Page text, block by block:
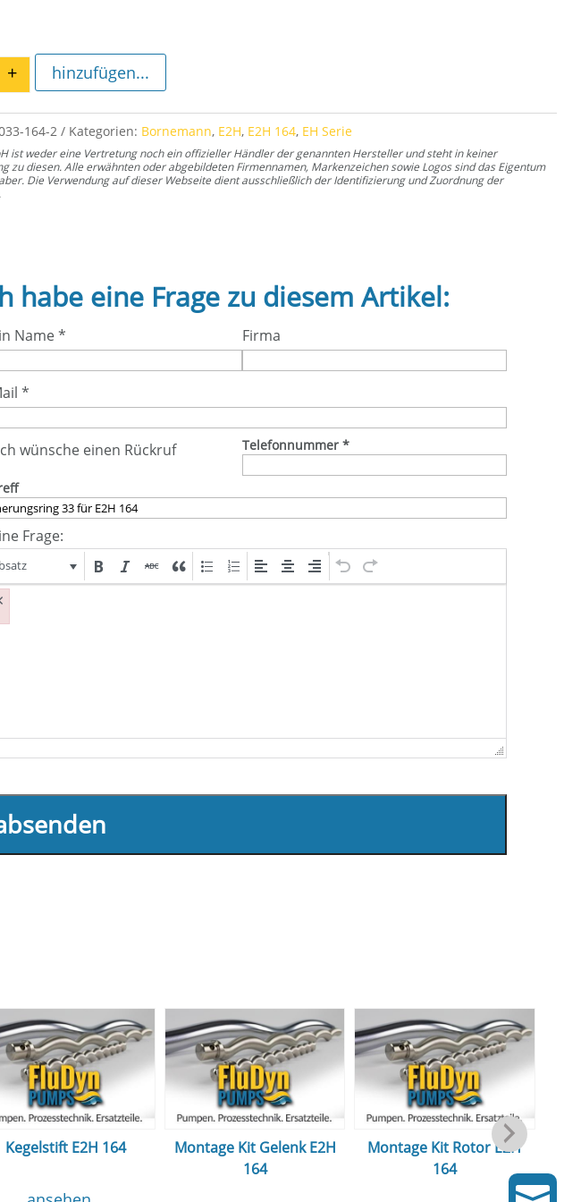
33 für E2H 164 Menge
+ hinzufügen...
164-2 Kategorien: Bornemann, E2H, E2H 164, EH Serie
ist weder eine Vertretung noch ein offizieller Händler der genannten Hersteller und steht in keiner
zu diesen. Alle erwähnten oder abgebildeten Firmennamen, Markenzeichen sowie Logos sind das Eigentum
Die Verwendung auf dieser Webseite dient ausschließlich der Identifizierung und Zuordnung der
habe eine Frage zu diesem Artikel:
Name* Firma
*
wünsche einen Rückruf Telefonnummer *
Frage:
Kegelstift E2H 164
Montage Kit Gelenk E2H
164
Montage Kit Rotor E2H
164